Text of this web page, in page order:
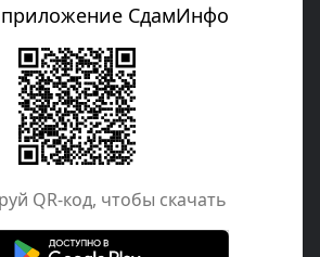
СдамИнфо
QR-код, чтобы скачать